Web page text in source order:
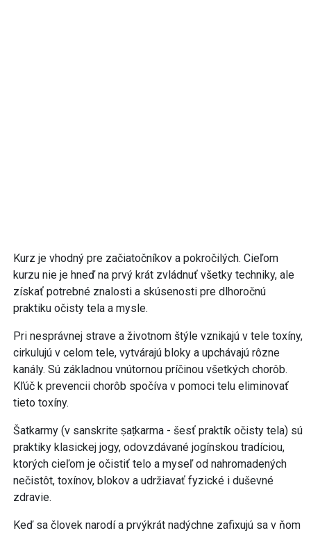
Kurz je vhodný pre začiatočníkov a pokročilých. Cieľom
kurzu nie je hneď na prvý krát zvládnuť všetky techniky, ale
získať potrebné znalosti a skúsenosti pre dlhoročnú
praktiku očisty tela a mysle.
Pri nesprávnej strave a životnom štýle vznikajú v tele toxíny,
cirkulujú v celom tele, vytvárajú bloky a upchávajú rôzne
kanály. Sú základnou vnútornou príčinou všetkých chorôb.
Kľúč k prevencii chorôb spočíva v pomoci telu eliminovať
tieto toxíny.
Šatkarmy (v sanskrite ṣaṭkarma - šesť praktík očisty tela) sú
praktiky klasickej jogy, odovzdávané jogínskou tradíciou,
ktorých cieľom je očistiť telo a myseľ od nahromadených
nečistôt, toxínov, blokov a udržiavať fyzické i duševné
zdravie.
Keď sa človek narodí a prvýkrát nadýchne zafixujú sa v ňom